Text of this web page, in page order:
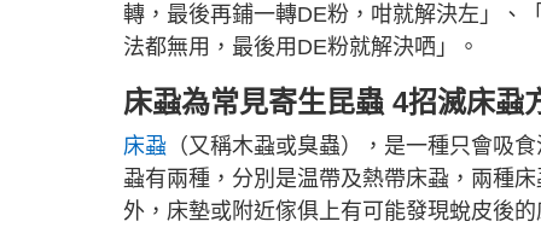
轉，最後再鋪一轉DE粉，咁就解決左」、
法都無用，最後用DE粉就解決哂」。
床蝨為常見寄生昆蟲 4招滅床蝨
床蝨 （又稱木蝨或臭蟲），是一種只會吸
蝨有兩種，分別是温帶及熱帶床蝨，兩種
外，床墊或附近傢俱上有可能發現蛻皮後